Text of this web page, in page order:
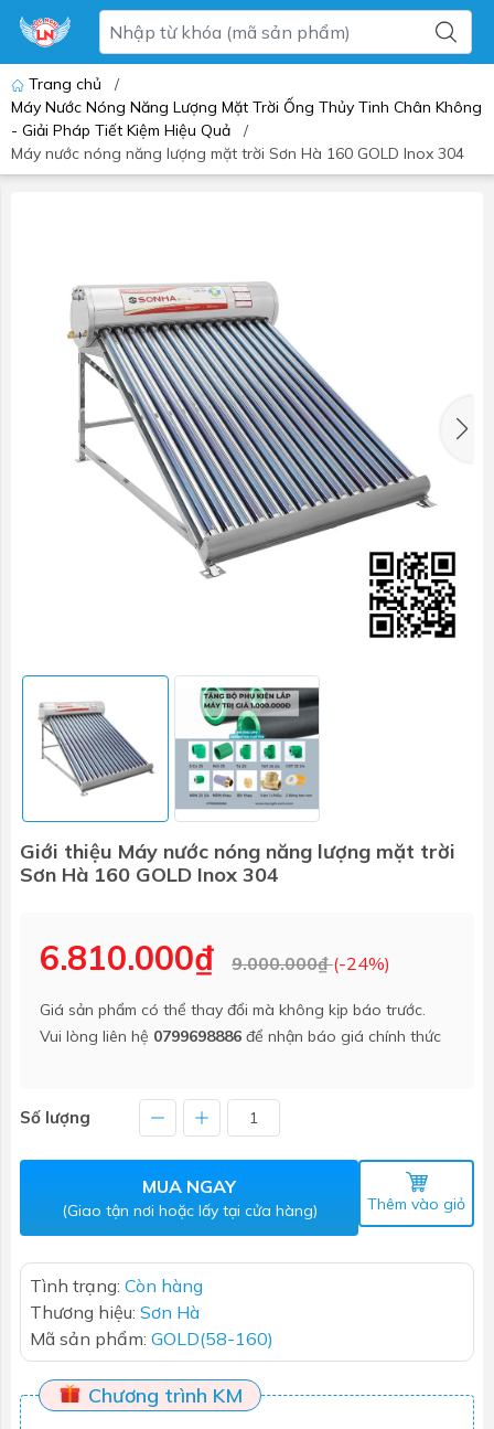
Trang chủ
/
Máy Nước Nóng Năng Lượng Mặt Trời Ống Thủy Tinh Chân Không
- Giải Pháp Tiết Kiệm Hiệu Quả
/
Máy nước nóng năng lượng mặt trời Sơn Hà 160 GOLD Inox 304
Giới thiệu Máy nước nóng năng lượng mặt trời
Sơn Hà 160 GOLD Inox 304
6.810.000₫ 9.000.000₫(-24%)
Giá sản phẩm có thể thay đổi mà không kịp báo trước.
Vui lòng liên hệ 0799698886 để nhận báo giá chính thức
Số lượng
MUA NGAY
(Giao tận nơi hoặc lấy tại cửa hàng) Thêm vào giỏ
Tình trạng: Còn hàng
Thương hiệu: Sơn Hà
Mã sản phẩm: GOLD(58-160)
Chương trình KM